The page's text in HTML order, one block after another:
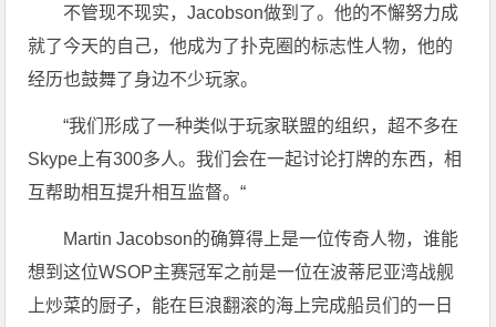
不管现不现实，Jacobson做到了。他的不懈努力成
就了今天的自己，他成为了扑克圈的标志性人物，他的
经历也鼓舞了身边不少玩家。
“我们形成了一种类似于玩家联盟的组织，超不多在
Skype上有300多人。我们会在一起讨论打牌的东西，相
互帮助相互提升相互监督。“
Martin Jacobson的确算得上是一位传奇人物，谁能
想到这位WSOP主赛冠军之前是一位在波蒂尼亚湾战舰
上炒菜的厨子，能在巨浪翻滚的海上完成船员们的一日